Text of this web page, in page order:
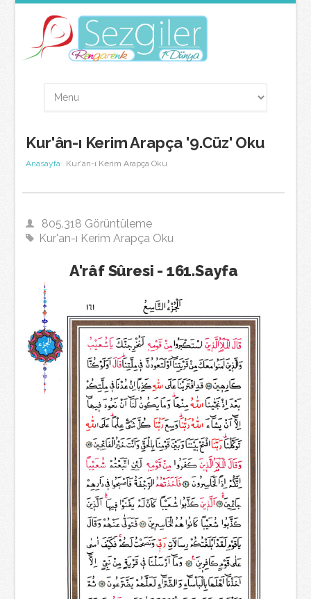
Kur'ân-ı Kerim Arapça '9.Cüz' Oku
Anasayfa Kur'an-ı Kerim Arapça Oku
805.318 Görüntüleme
Kur'an-ı Kerim Arapça Oku
A'râf Sûresi - 161.Sayfa